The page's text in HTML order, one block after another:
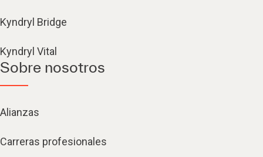
Kyndryl Bridge
Kyndryl Vital
Sobre nosotros
Alianzas
Carreras profesionales